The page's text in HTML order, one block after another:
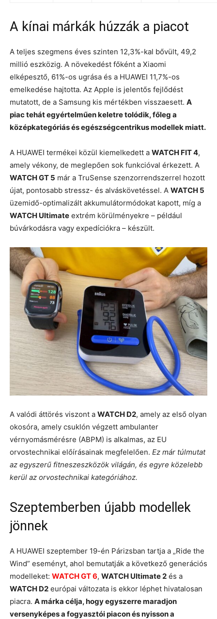
A kínai márkák húzzák a piacot
A teljes szegmens éves szinten 12,3%-kal bővült, 49,2
millió eszközig. A növekedést főként a Xiaomi
elképesztő, 61%-os ugrása és a HUAWEI 11,7%-os
emelkedése hajtotta. Az Apple is jelentős fejlődést
mutatott, de a Samsung kis mértékben visszaesett. A
piac tehát egyértelműen keletre tolódik, főleg a
középkategóriás és egészségcentrikus modellek miatt.
A HUAWEI termékei közül kiemelkedett a WATCH FIT 4,
amely vékony, de meglepően sok funkcióval érkezett. A
WATCH GT 5 már a TruSense szenzorrendszerrel hozott
újat, pontosabb stressz- és alváskövetéssel. A WATCH 5
üzemidő-optimalizált akkumulátormódokat kapott, míg a
WATCH Ultimate extrém körülményekre – például
búvárkodásra vagy expedíciókra – készült.
A valódi áttörés viszont a WATCH D2, amely az első olyan
okosóra, amely csuklón végzett ambulanter
vérnyomásmérésre (ABPM) is alkalmas, az EU
orvostechnikai előírásainak megfelelően. Ez már túlmutat
az egyszerű fitneszeszközök világán, és egyre közelebb
kerül az orvostechnikai kategóriához.
Szeptemberben újabb modellek
jönnek
A HUAWEI szeptember 19-én Párizsban tartja a „Ride the
Wind” eseményt, ahol bemutatják a következő generációs
modelleket: WATCH GT 6, WATCH Ultimate 2 és a
WATCH D2 európai változata is ekkor léphet hivatalosan
piacra. A márka célja, hogy egyszerre maradjon
versenyképes a fogyasztói piacon és nyisson a